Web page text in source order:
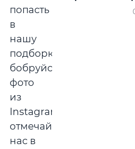
попасть
в
нашу
подборку
бобруйских
фото
из
Instagram,
отмечайте
нас в